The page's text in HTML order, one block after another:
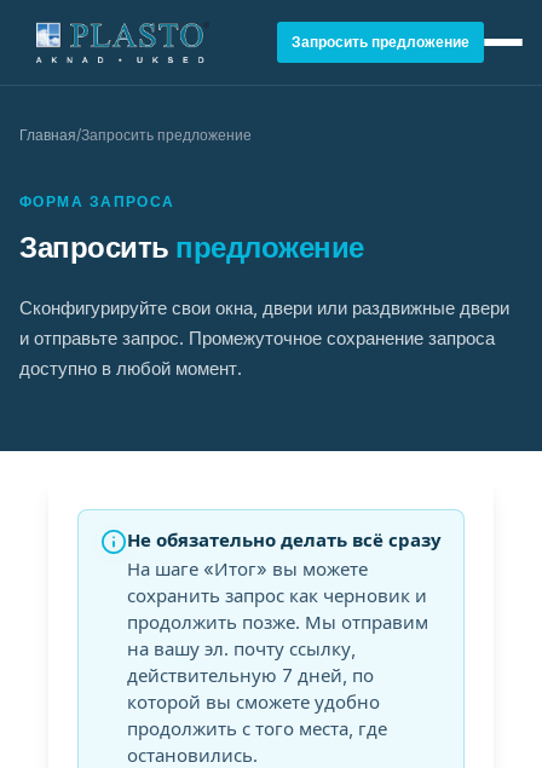
PLASTO 76
Запросить предложение
Главная/Запросить предложение
ФОРМА ЗАПРОСА
Запросить предложение
Сконфигурируйте свои окна, двери или раздвижные двери
и отправьте запрос. Промежуточное сохранение запроса
доступно в любой момент.
Не обязательно делать всё сразу
На шаге «Итог» вы можете
сохранить запрос как черновик и
продолжить позже. Мы отправим
на вашу эл. почту ссылку,
действительную 7 дней, по
которой вы сможете удобно
продолжить с того места, где
остановились.